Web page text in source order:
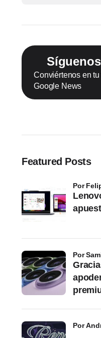
Conviértenos en
Google News
Featured Posts
por
por
por